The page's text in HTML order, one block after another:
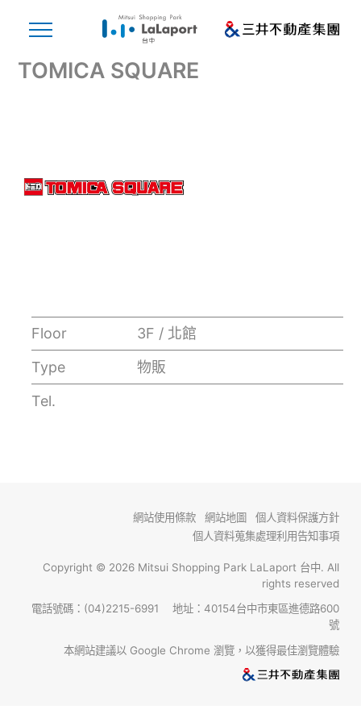
TOMICA SQUARE
Floor
3F / 北館
Type
物販
Tel.
網站使用條款 網站地圖
個人資料保護方針
個人資料蒐集處理利用告知事項
Copyright © 2026 Mitsui Shopping Park LaLaport 台中. All
rights reserved
電話號碼：(04)2215-6991 地址：40154台中市東區進德路600
號
本網站建議以 Google Chrome 瀏覽，以獲得最佳瀏覽體驗